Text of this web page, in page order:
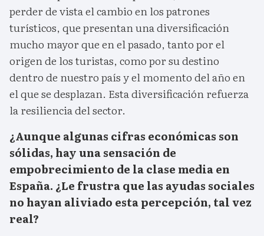
perder de vista el cambio en los patrones
turísticos, que presentan una diversificación
mucho mayor que en el pasado, tanto por el
origen de los turistas, como por su destino
dentro de nuestro país y el momento del año en
el que se desplazan. Esta diversificación refuerza
la resiliencia del sector.
¿Aunque algunas cifras económicas son
sólidas, hay una sensación de
empobrecimiento de la clase media en
España. ¿Le frustra que las ayudas sociales
no hayan aliviado esta percepción, tal vez
real?